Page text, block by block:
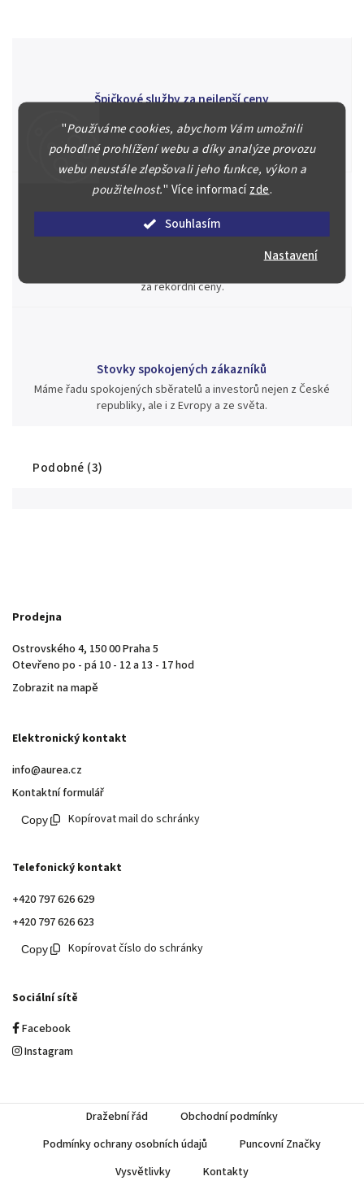
"Používáme cookies, abychom Vám umožnili
pohodlné prohlížení webu a díky analýze provozu
webu neustále zlepšovali jeho funkce, výkon a
použitelnost." Více informacízde.
Souhlasím
Nastavení
Špičkové služby za nejlepší ceny
Posoudíme kvalitu a pravost Vašeho materiálu, prodáme v naší
aukci nebo Vám poradíme kam investovat.
Jsme zde pro Vás nepřetržitě již od roku 2000
Během té doby jsme v našich aukcích prodali významné sbírky i
za rekordní ceny.
Stovky spokojených zákazníků
Máme řadu spokojených sběratelů a investorů nejen z České
republiky, ale i z Evropy a ze světa.
Podobné (3)
Prodejna
Ostrovského 4, 150 00 Praha 5
Otevřeno po - pá 10 - 12 a 13 - 17 hod
Zobrazit na mapě
Elektronický kontakt
info@aurea.cz
Kontaktní formulář
Kopírovat mail do schránky
Telefonický kontakt
+420 797 626 629
+420 797 626 623
Kopírovat číslo do schránky
Sociální sítě
Facebook
Instagram
Dražební řád
Obchodní podmínky
Podmínky ochrany osobních údajů
Puncovní Značky
Vysvětlivky
Kontakty